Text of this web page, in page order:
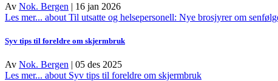
Av Nok. Bergen | 16 jan 2026
Les mer... about Til utsatte og helsepersonell: Nye brosjyrer om
Syv tips til foreldre om skjermbruk
Av Nok. Bergen | 05 des 2025
Les mer... about Syv tips til foreldre om skjermbruk